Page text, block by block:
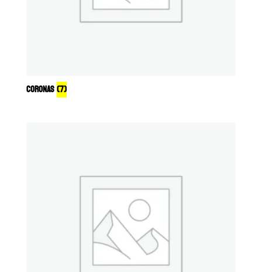
CORONAS(7)